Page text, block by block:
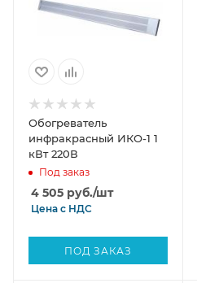
Обогреватель
инфракрасный ИКО-1 1
кВт 220В
Под заказ
4 505 руб./шт
Цена с НДС
ПОД ЗАКАЗ